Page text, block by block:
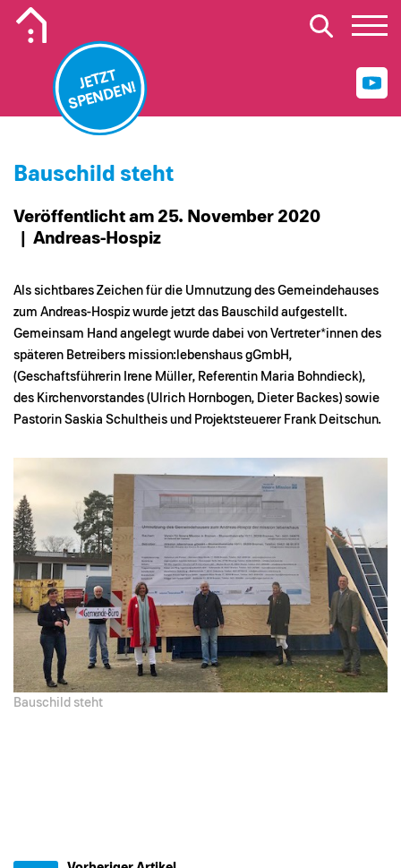
JETZT
SPENDEN!
Bauschild steht
Veröffentlicht am 25. November 2020
| Andreas-Hospiz
Als sichtbares Zeichen für die Umnutzung des Gemeindehauses
zum Andreas-Hospiz wurde jetzt das Bauschild aufgestellt.
Gemeinsam Hand angelegt wurde dabei von Vertreter*innen des
späteren Betreibers mission:lebenshaus gGmbH,
(Geschaftsführerin Irene Müller, Referentin Maria Bohndieck),
des Kirchenvorstandes (Ulrich Hornbogen, Dieter Backes) sowie
Pastorin Saskia Schultheis und Projektsteuerer Frank Deitschun.
Bauschild steht
Mobiles Logo Mission Lebenshaus